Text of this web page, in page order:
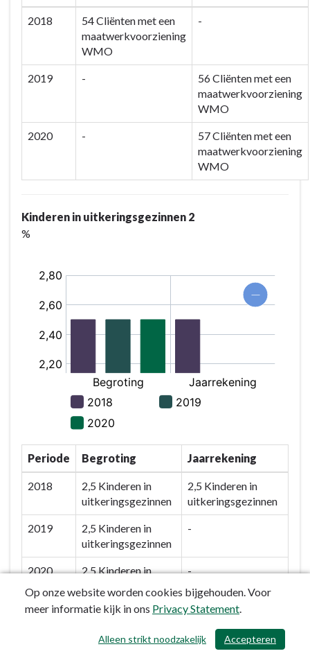
2018
54 Cliënten met een
maatwerkvoorziening
WMO
-
2019 -
56 Cliënten met een
maatwerkvoorziening
WMO
2020 -
57 Cliënten met een
maatwerkvoorziening
WMO
Kinderen in uitkeringsgezinnen 2
%
Periode Begroting Jaarrekening
2018
2,5 Kinderen in
uitkeringsgezinnen
2,5 Kinderen in
uitkeringsgezinnen
2019
2,5 Kinderen in
uitkeringsgezinnen
-
2020
2,5 Kinderen in
-
/ 370
Op onze website worden cookies bijgehouden. Voor
meer informatie kijk in ons Privacy Statement.
Accepteren
Alleen strikt noodzakelijk